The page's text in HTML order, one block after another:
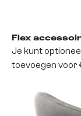
Flex
Je kunt
toevoegen voor